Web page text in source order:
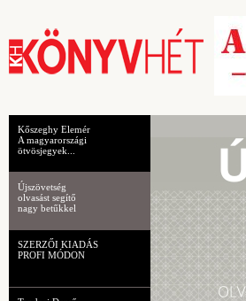
Kőszeghy Elemér
A magyarországi
ötvösjegyek...
Újszövetség
olvasást segítő
nagy betűkkel
SZERZŐI KIADÁS
PROFI MÓDON